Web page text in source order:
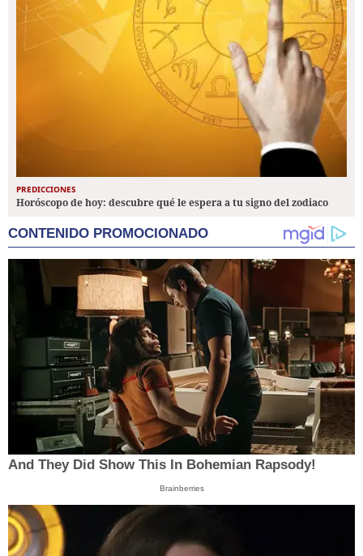
PREDICCIONES
Horóscopo de hoy: descubre qué le espera a tu signo del zodiaco
CONTENIDO PROMOCIONADO
And They Did Show This In Bohemian Rapsody!
Brainberries